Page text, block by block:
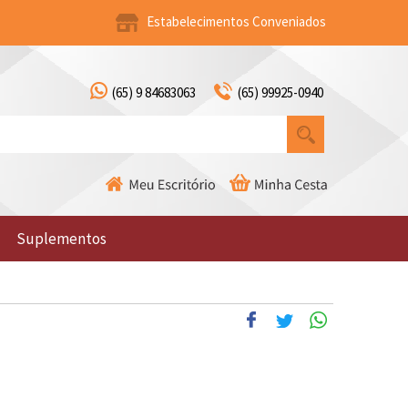
Estabelecimentos Conveniados
(65) 9 84683063 (65) 99925-0940
Suplementos